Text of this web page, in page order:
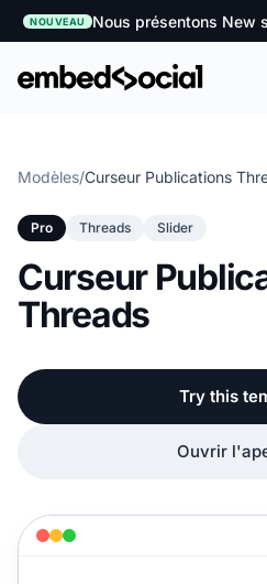
NOUVEAU Nous présentons New
Modèles/Curseur Publications
Pro Threads Slider
Curseur
Threads
Try this
Ouvrir